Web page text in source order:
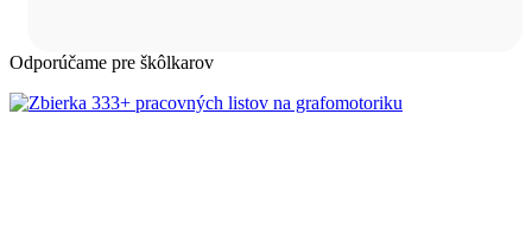
Odporúčame pre škôlkarov